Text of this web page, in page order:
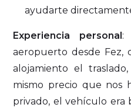
ayudarte
Experiencia personal:
aeropuerto desde Fez,
alojamiento el
mismo precio que nos
privado, el vehículo era